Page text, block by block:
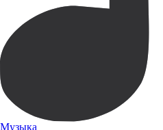
Музыка